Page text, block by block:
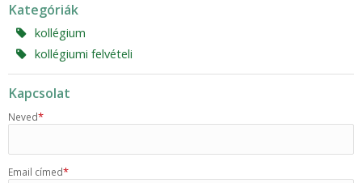
Kategóriák
kollégium
kollégiumi felvételi
Kapcsolat
Neved*
Email címed*